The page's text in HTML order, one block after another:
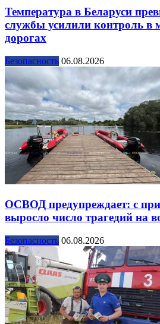
Температура в Беларуси
службы усилили контроль в
дорогах
Безопасность 06.08.2026
ОСВОД предупреждает: с
выросло число трагедий на
Безопасность 06.08.2026